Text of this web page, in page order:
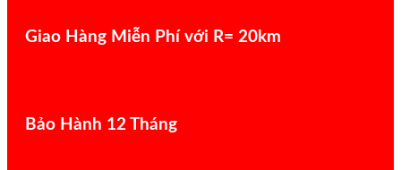
Giao Hàng Miễn Phí với R= 20km
Bảo Hành 12 Tháng